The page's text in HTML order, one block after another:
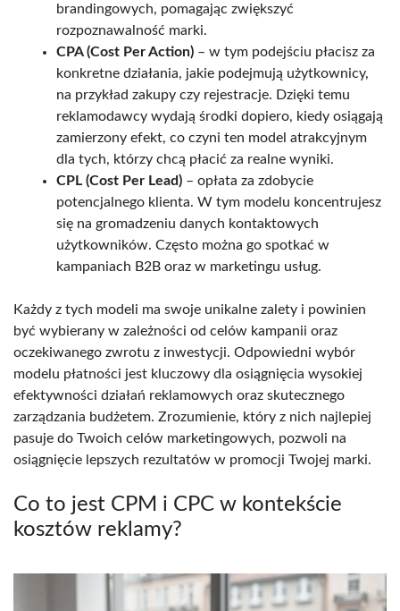
brandingowych, pomagając zwiększyć
rozpoznawalność marki.
CPA (Cost Per Action) – w tym podejściu płacisz za
konkretne działania, jakie podejmują użytkownicy,
na przykład zakupy czy rejestracje. Dzięki temu
reklamodawcy wydają środki dopiero, kiedy osiągają
zamierzony efekt, co czyni ten model atrakcyjnym
dla tych, którzy chcą płacić za realne wyniki.
CPL (Cost Per Lead) – opłata za zdobycie
potencjalnego klienta. W tym modelu koncentrujesz
się na gromadzeniu danych kontaktowych
użytkowników. Często można go spotkać w
kampaniach B2B oraz w marketingu usług.
Każdy z tych modeli ma swoje unikalne zalety i powinien
być wybierany w zależności od celów kampanii oraz
oczekiwanego zwrotu z inwestycji. Odpowiedni wybór
modelu płatności jest kluczowy dla osiągnięcia wysokiej
efektywności działań reklamowych oraz skutecznego
zarządzania budżetem. Zrozumienie, który z nich najlepiej
pasuje do Twoich celów marketingowych, pozwoli na
osiągnięcie lepszych rezultatów w promocji Twojej marki.
Co to jest CPM i CPC w kontekście
kosztów reklamy?